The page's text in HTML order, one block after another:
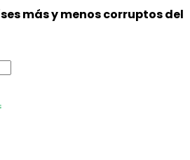
más y menos corruptos del